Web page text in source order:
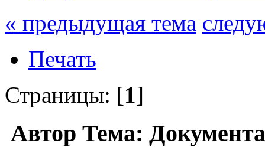
« предыдущая тема
Печать
Страницы: [1]
Автор Тема: